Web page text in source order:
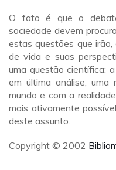
O fato é que o
sociedade devem
estas questões que
de vida e suas
uma questão científica:
em última análise,
mundo e com a
mais ativamente
deste assunto.
Copyright © 2002